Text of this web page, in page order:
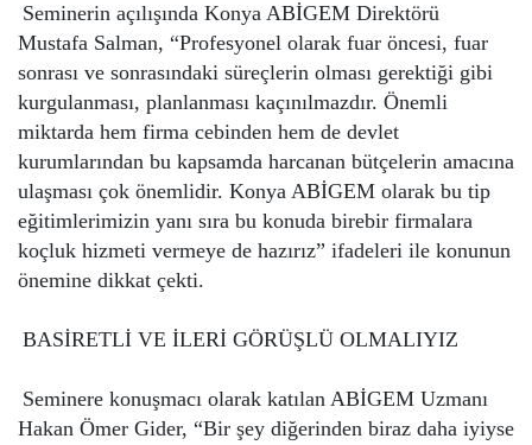
Seminerin açılışında Konya ABİGEM Direktörü
Mustafa Salman, “Profesyonel olarak fuar öncesi, fuar
sonrası ve sonrasındaki süreçlerin olması gerektiği gibi
kurgulanması, planlanması kaçınılmazdır. Önemli
miktarda hem firma cebinden hem de devlet
kurumlarından bu kapsamda harcanan bütçelerin amacına
ulaşması çok önemlidir. Konya ABİGEM olarak bu tip
eğitimlerimizin yanı sıra bu konuda birebir firmalara
koçluk hizmeti vermeye de hazırız” ifadeleri ile konunun
önemine dikkat çekti.
BASİRETLİ VE İLERİ GÖRÜŞLÜ OLMALIYIZ
Seminere konuşmacı olarak katılan ABİGEM Uzmanı
Hakan Ömer Gider, “Bir şey diğerinden biraz daha iyiyse